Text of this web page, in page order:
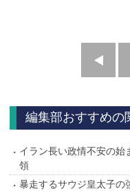
編集部おすすめの
イラン長い政情不安の始
領
暴走するサウジ皇太子の